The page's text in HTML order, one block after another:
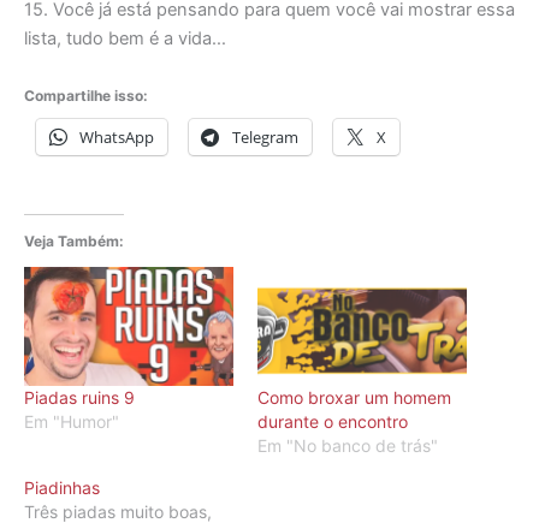
15. Você já está pensando para quem você vai mostrar essa
lista, tudo bem é a vida…
Compartilhe isso:
WhatsApp Telegram X
Veja Também:
Piadas ruins 9
Em "Humor"
Como broxar um homem
durante o encontro
Em "No banco de trás"
Piadinhas
Três piadas muito boas,